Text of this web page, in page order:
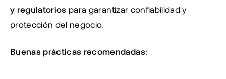
y regulatorios para garantizar confiabilidad y
protección del negocio.
Buenas prácticas recomendadas: